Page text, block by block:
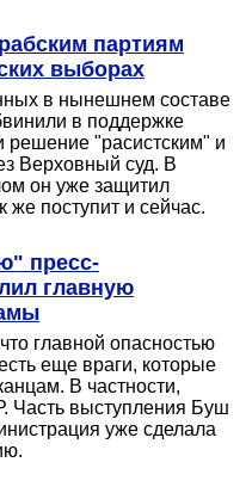
партиям
выборах
в нынешнем составе
в поддержке
решение "расистским" и
Верховный суд. В
он уже защитил
же поступит и сейчас.
пресс-
главную
главной опасностью
еще враги, которые
В частности,
Часть выступления Буш
уже сделала